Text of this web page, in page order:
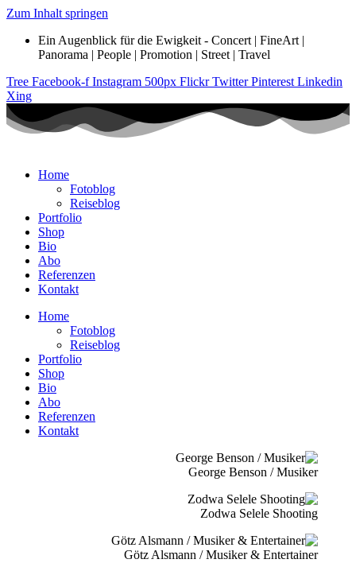
Zum Inhalt springen
Ein Augenblick für die Ewigkeit - Concert | FineArt |
Panorama | People | Promotion | Street | Travel
Tree Facebook-f Instagram 500px Flickr Twitter Pinterest Linkedin
Xing
Home
Fotoblog
Reiseblog
Portfolio
Shop
Bio
Abo
Referenzen
Kontakt
Home
Fotoblog
Reiseblog
Portfolio
Shop
Bio
Abo
Referenzen
Kontakt
George Benson / Musiker
Zodwa Selele Shooting
Götz Alsmann / Musiker & Entertainer